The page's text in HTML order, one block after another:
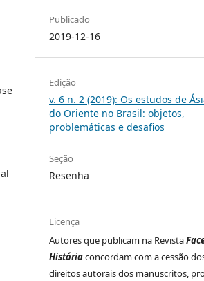
Publicado
2019-12-16
Edição
v. 6 n. 2 (2019): Os estudos de
do Oriente no Brasil: objetos,
problemáticas e desafios
Seção
Resenha
Licença
Autores que publicam na Revista
Históriaconcordam com a cessão
direitos autorais dos manuscritos,